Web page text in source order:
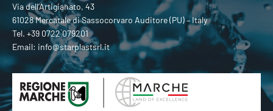
Via dell’Artigianato, 43
61028 Mercatale di Sassocorvaro Auditore (PU) – Italy
Tel. +39 0722 079201
Email: info@starplastsrl.it